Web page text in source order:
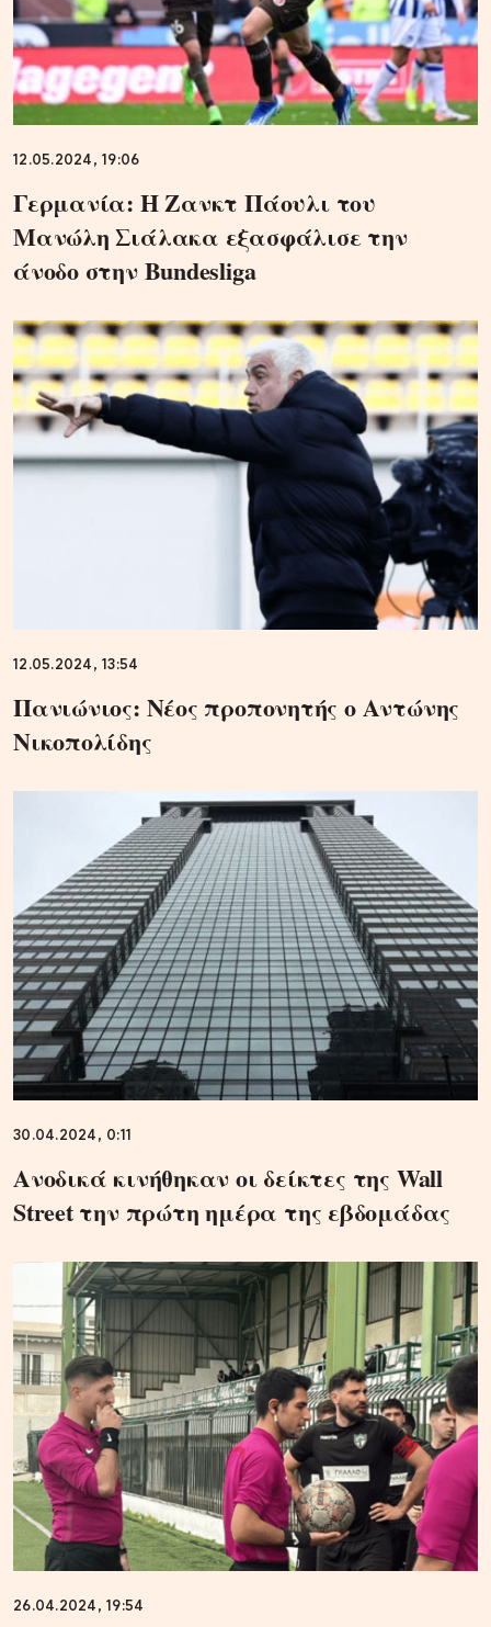
12.05.2024, 19:06
Γερμανία: Η Ζανκτ Πάουλι του
Μανώλη Σιάλακα εξασφάλισε την
άνοδο στην Bundesliga
12.05.2024, 13:54
Πανιώνιος: Νέος προπονητής ο Αντώνης
Νικοπολίδης
30.04.2024, 0:11
Ανοδικά κινήθηκαν οι δείκτες της Wall
Street την πρώτη ημέρα της εβδομάδας
26.04.2024, 19:54